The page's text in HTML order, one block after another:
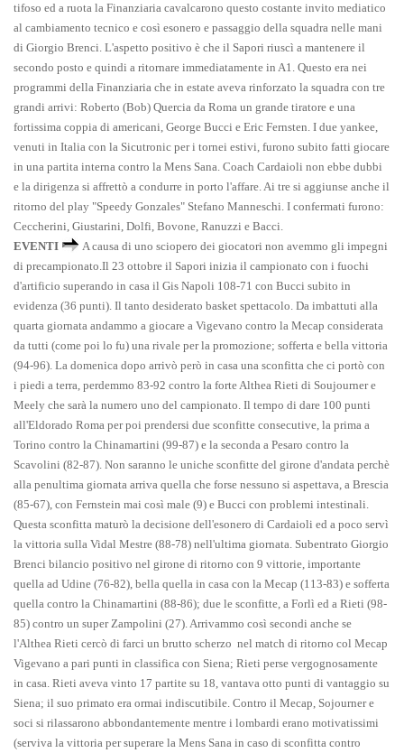
tifoso ed a ruota la Finanziaria cavalcarono questo costante invito mediatico
al cambiamento tecnico e così esonero e passaggio della squadra nelle mani
di Giorgio Brenci. L'aspetto positivo è che il Sapori riuscì a mantenere il
secondo posto e quindi a ritornare immediatamente in A1. Questo era nei
programmi della Finanziaria che in estate aveva rinforzato la squadra con tre
grandi arrivi: Roberto (Bob) Quercia da Roma un grande tiratore e una
fortissima coppia di americani, George Bucci e Eric Fernsten. I due yankee,
venuti in Italia con la Sicutronic per i tornei estivi, furono subito fatti giocare
in una partita interna contro la Mens Sana. Coach Cardaioli non ebbe dubbi
e la dirigenza si affrettò a condurre in porto l'affare. Ai tre si aggiunse anche il
ritorno del play "Speedy Gonzales" Stefano Manneschi. I confermati furono:
Ceccherini, Giustarini, Dolfi, Bovone, Ranuzzi e Bacci.
EVENTI
A causa di uno sciopero dei giocatori non avemmo gli impegni
di precampionato.Il 23 ottobre il Sapori inizia il campionato con i fuochi
d'artificio superando in casa il Gis Napoli 108-71 con Bucci subito in
evidenza (36 punti). Il tanto desiderato basket spettacolo. Da imbattuti alla
quarta giornata andammo a giocare a Vigevano contro la Mecap considerata
da tutti (come poi lo fu) una rivale per la promozione; sofferta e bella vittoria
(94-96). La domenica dopo arrivò però in casa una sconfitta che ci portò con
i piedi a terra, perdemmo 83-92 contro la forte Althea Rieti di Soujourner e
Meely che sarà la numero uno del campionato. Il tempo di dare 100 punti
all'Eldorado Roma per poi prendersi due sconfitte consecutive, la prima a
Torino contro la Chinamartini (99-87) e la seconda a Pesaro contro la
Scavolini (82-87). Non saranno le uniche sconfitte del girone d'andata perchè
alla penultima giornata arriva quella che forse nessuno si aspettava, a Brescia
(85-67), con Fernstein mai così male (9) e Bucci con problemi intestinali.
Questa sconfitta maturò la decisione dell'esonero di Cardaioli ed a poco servì
la vittoria sulla Vidal Mestre (88-78) nell'ultima giornata. Subentrato Giorgio
Brenci bilancio positivo nel girone di ritorno con 9 vittorie, importante
quella ad Udine (76-82), bella quella in casa con la Mecap (113-83) e sofferta
quella contro la Chinamartini (88-86); due le sconfitte, a Forlì ed a Rieti (98-
85) contro un super Zampolini (27). Arrivammo così secondi anche se
l'Althea Rieti cercò di farci un brutto scherzo nel match di ritorno col Mecap
Vigevano a pari punti in classifica con Siena; Rieti perse vergognosamente
in casa. Rieti aveva vinto 17 partite su 18, vantava otto punti di vantaggio su
Siena; il suo primato era ormai indiscutibile. Contro il Mecap, Sojourner e
soci si rilassarono abbondantemente mentre i lombardi erano motivatissimi
(serviva la vittoria per superare la Mens Sana in caso di sconfitta contro